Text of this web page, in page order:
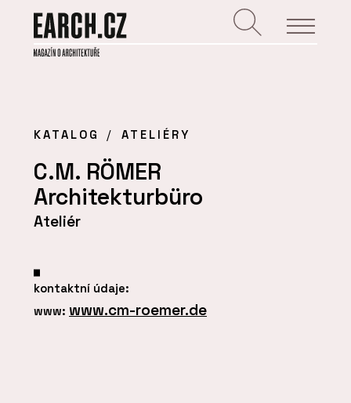
KATALOG ATELIÉRY
C.M. RÖMER
Architekturbüro
Ateliér
kontaktní údaje:
www: www.cm-roemer.de